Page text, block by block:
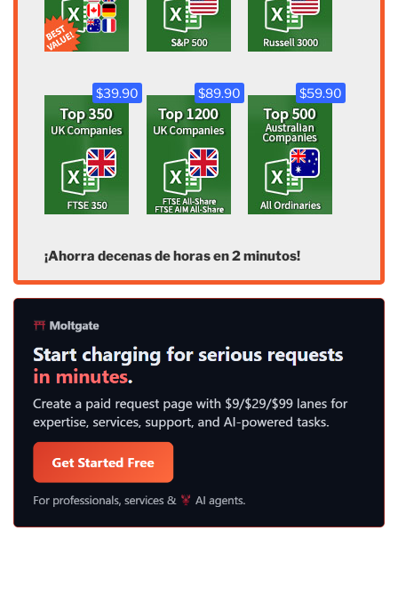
$39.90 $89.90 $59.90
¡Ahorra decenas de horas en 2 minutos!